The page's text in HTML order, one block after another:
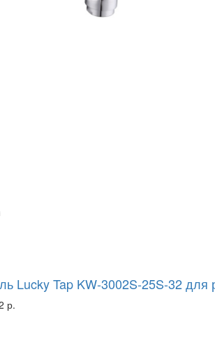
Lucky Tap KW-3002S-25S-32 для
р.